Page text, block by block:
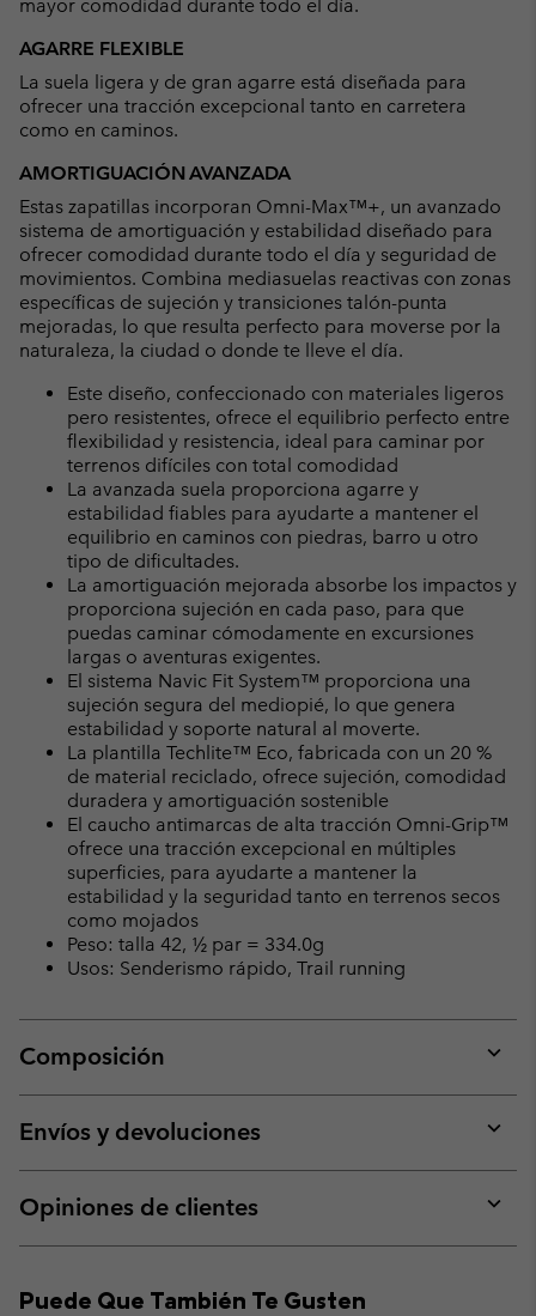
mayor comodidad durante todo el día.
AGARRE FLEXIBLE
La suela ligera y de gran agarre está diseñada para
ofrecer una tracción excepcional tanto en carretera
como en caminos.
AMORTIGUACIÓN AVANZADA
Estas zapatillas incorporan Omni-Max™+, un avanzado
sistema de amortiguación y estabilidad diseñado para
ofrecer comodidad durante todo el día y seguridad de
movimientos. Combina mediasuelas reactivas con zonas
específicas de sujeción y transiciones talón-punta
mejoradas, lo que resulta perfecto para moverse por la
naturaleza, la ciudad o donde te lleve el día.
Este diseño, confeccionado con materiales ligeros
pero resistentes, ofrece el equilibrio perfecto entre
flexibilidad y resistencia, ideal para caminar por
terrenos difíciles con total comodidad
La avanzada suela proporciona agarre y
estabilidad fiables para ayudarte a mantener el
equilibrio en caminos con piedras, barro u otro
tipo de dificultades.
La amortiguación mejorada absorbe los impactos y
proporciona sujeción en cada paso, para que
puedas caminar cómodamente en excursiones
largas o aventuras exigentes.
El sistema Navic Fit System™ proporciona una
sujeción segura del mediopié, lo que genera
estabilidad y soporte natural al moverte.
La plantilla Techlite™ Eco, fabricada con un 20 %
de material reciclado, ofrece sujeción, comodidad
duradera y amortiguación sostenible
El caucho antimarcas de alta tracción Omni-Grip™
ofrece una tracción excepcional en múltiples
superficies, para ayudarte a mantener la
estabilidad y la seguridad tanto en terrenos secos
como mojados
Peso: talla 42, ½ par = 334.0g
Usos: Senderismo rápido, Trail running
Composición
or
Envíos y devoluciones
or
Opiniones de clientes
or
Puede Que También Te Gusten